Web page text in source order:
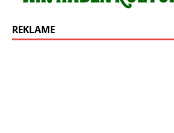
REKLAME